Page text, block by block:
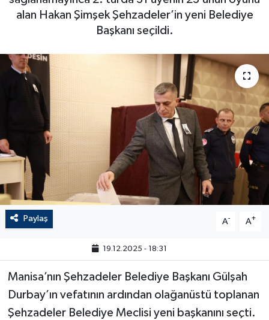
alan Hakan Şimşek Şehzadeler’in yeni Belediye
Başkanı seçildi.
Paylaş A- A+
19.12.2025 - 18:31
Manisa’nın Şehzadeler Belediye Başkanı Gülşah
Durbay’ın vefatının ardından olağanüstü toplanan
Şehzadeler Belediye Meclisi yeni başkanını seçti.